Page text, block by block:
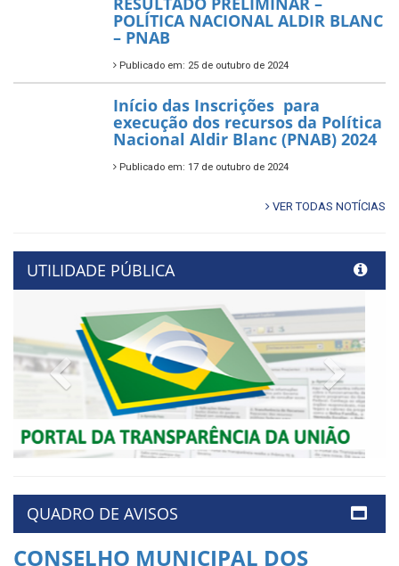
POLÍTICA NACIONAL ALDIR BLANC
– PNAB
Publicado em: 25 de outubro de 2024
Início das Inscrições para
execução dos recursos da Política
Nacional Aldir Blanc (PNAB) 2024
Publicado em: 17 de outubro de 2024
VER TODAS NOTÍCIAS
UTILIDADE PÚBLICA
Previous
QUADRO DE AVISOS
CONSELHO MUNICIPAL DOS